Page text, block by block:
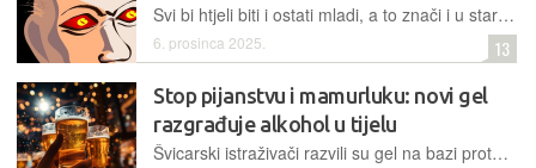
Svi bi htjeli biti i ostati mladi, a to znači i u starosti imati bujnu kosu. Ima li tome, ćelavosti, lijeka? Istraživanja pokazuju da bi on mogao biti u kavi, u glavnom njezinom sastojku - kofeinu
6. prosinca 2025. 13
Stop pijanstvu i mamurluku: novi gel
razgrađuje alkohol u tijelu
Švicarski istraživači razvili su gel na bazi proteina koji alkohol razgrađuje u probavnom traktu, bez štetnih posljedica